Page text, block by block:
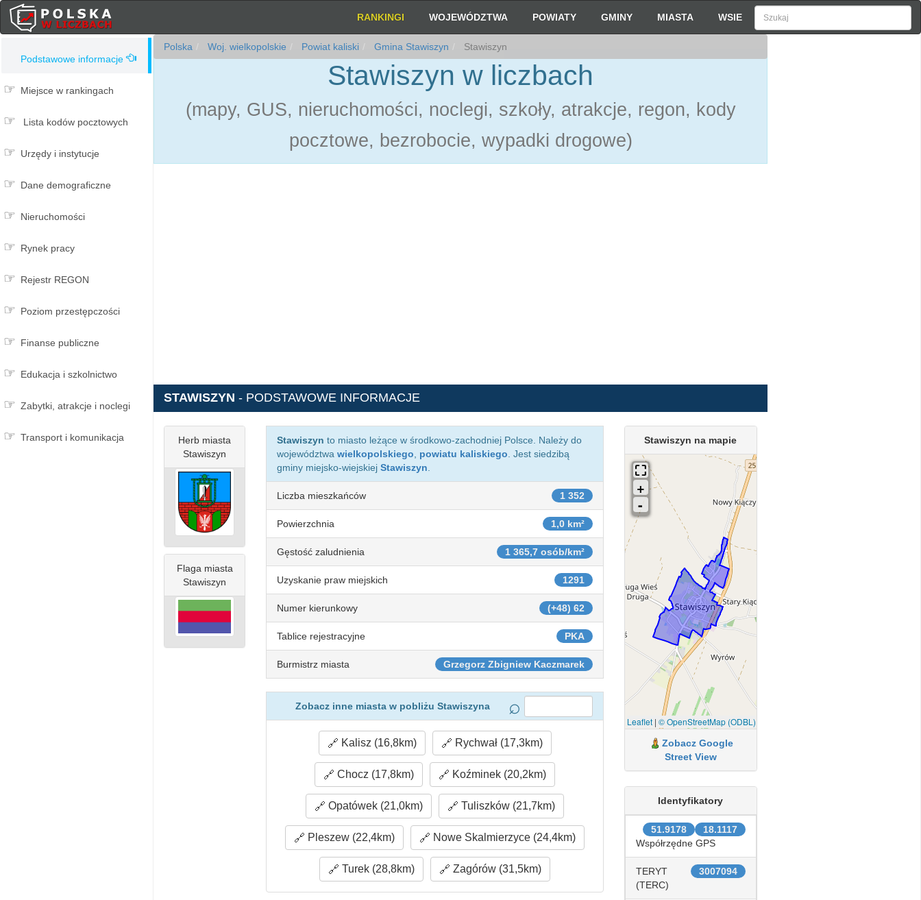
RANKINGI WOJEWÓDZTWA POWIATY GMINY MIASTA WSIE
Podstawowe informacje
Miejsce w rankingach
Lista kodów pocztowych
Urzędy i instytucje
Dane demograficzne
Nieruchomości
Rynek pracy
Rejestr REGON
Poziom przestępczości
Finanse publiczne
Edukacja i szkolnictwo
Zabytki, atrakcje i noclegi
Transport i komunikacja
Polska Woj. wielkopolskie Powiat kaliski Gmina Stawiszyn Stawiszyn
Stawiszyn w liczbach
(mapy, GUS, nieruchomości, noclegi, szkoły, atrakcje, regon, kody
pocztowe, bezrobocie, wypadki drogowe)
STAWISZYN - PODSTAWOWE INFORMACJE
Stawiszyn to miasto leżące w środkowo-zachodniej Polsce. Należy do
województwawielkopolskiego powiatu kaliskiego . Jest siedzibą
gminy miejsko-wiejskiejStawiszyn
1 352
Liczba mieszkańców
1,0 km²
Powierzchnia
1 365,7 osób/km²
Gęstość zaludnienia
1291
Uzyskanie praw miejskich
(+48) 62
Numer kierunkowy
PKA
Tablice rejestracyjne
Grzegorz Zbigniew Kaczmarek
Burmistrz miasta
Zobacz inne miasta w pobliżu Stawiszyna
Kalisz (16,8km) Rychwał (17,3km)
Chocz (17,8km) Koźminek (20,2km)
Opatówek (21,0km) Tuliszków (21,7km)
Pleszew (22,4km) Nowe Skalmierzyce (24,4km)
Turek (28,8km) Zagórów (31,5km)
Stawiszyn na mapie
Leaflet| © OpenStreetMap (ODBL)
Zobacz Google
Street View
Identyfikatory
18.1117
51.9178
Współrzędne GPS
3007094
TERYT
(TERC)
Herb miasta
Stawiszyn
Flaga miasta
Stawiszyn